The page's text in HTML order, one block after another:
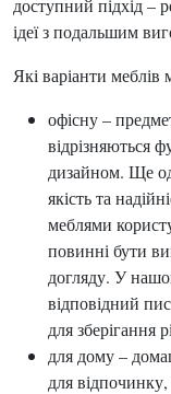
доступний підхід –
ідеї з подальшим
Які варіанти
офісну –
відрізняються
дизайном. Ще
якість та
меблями
повинні бути
догляду. У
відповідний
для зберігання
для дому –
для